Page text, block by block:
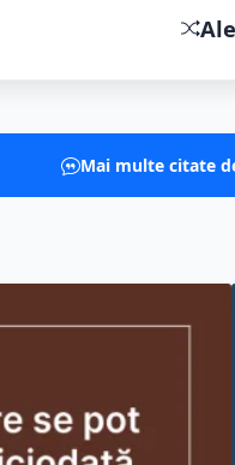
Mai multe citate